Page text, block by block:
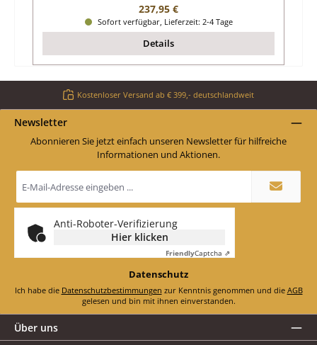
Regulärer Preis:
237,95 €
Sofort verfügbar, Lieferzeit: 2-4 Tage
Details
Kostenloser Versand ab € 399,- deutschlandweit
Newsletter
Abonnieren Sie jetzt einfach unseren Newsletter für hilfreiche
Informationen und Aktionen.
Mail-
Adresse
*
Anti-Roboter-Verifizierung
Hier klicken
FriendlyCaptcha ⇗
Datenschutz
Ich habe die Datenschutzbestimmungen zur Kenntnis genommen und die AGB
gelesen und bin mit ihnen einverstanden.
Über uns